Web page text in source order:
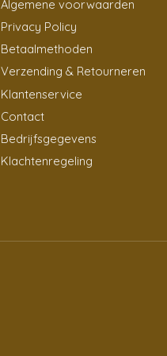
Algemene voorwaarden
Privacy Policy
Betaalmethoden
Verzending & Retourneren
Klantenservice
Contact
Bedrijfsgegevens
Klachtenregeling